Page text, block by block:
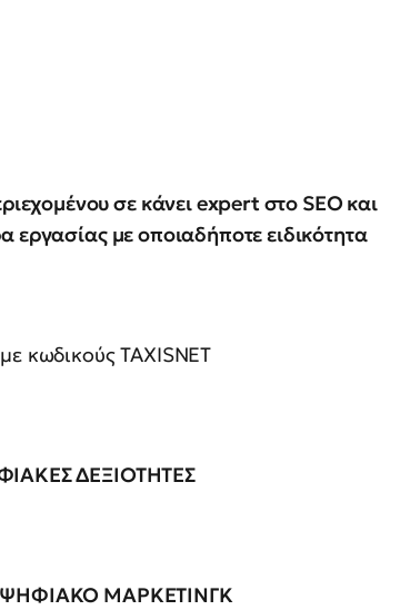
σε κάνει expert στο SEO και
εργασίας με οποιαδήποτε ειδικότητα
κωδικούς TAXISNET
ΔΕΞΙΟΤΗΤΕΣ
ΨΗΦΙΑΚΟ ΜΑΡΚΕΤΙΝΓΚ